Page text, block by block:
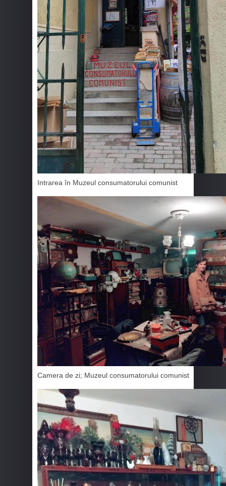
Intrarea în Muzeul consumatorului comunist
Camera de zi; Muzeul consumatorului comunist